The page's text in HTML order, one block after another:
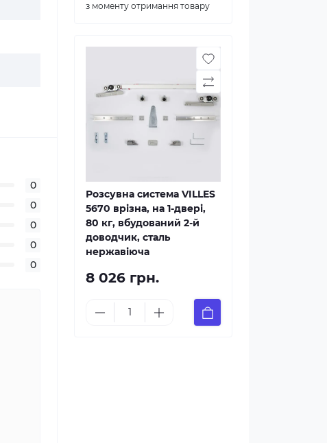
0
0
0
0
0
з моменту отримання товару
Розсувна система VILLES
5670 врізна, на 1-двері,
80 кг, вбудований 2-й
доводчик, сталь
нержавіюча
8 026 грн.